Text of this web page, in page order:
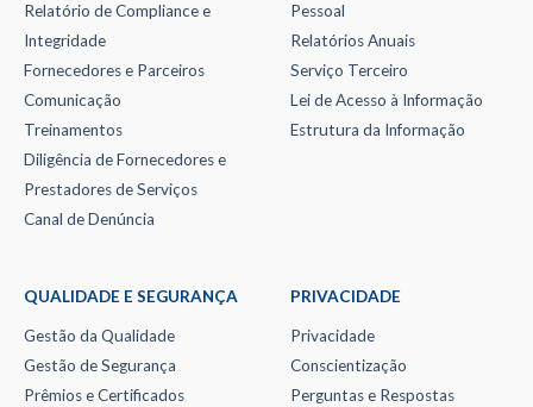
Relatório de Compliance e
Integridade
Fornecedores e Parceiros
Comunicação
Treinamentos
Diligência de Fornecedores e
Prestadores de Serviços
Canal de Denúncia
Pessoal
Relatórios Anuais
Serviço Terceiro
Lei de Acesso à Informação
Estrutura da Informação
QUALIDADE E SEGURANÇA
Gestão da Qualidade
Gestão de Segurança
Prêmios e Certificados
PRIVACIDADE
Privacidade
Conscientização
Perguntas e Respostas